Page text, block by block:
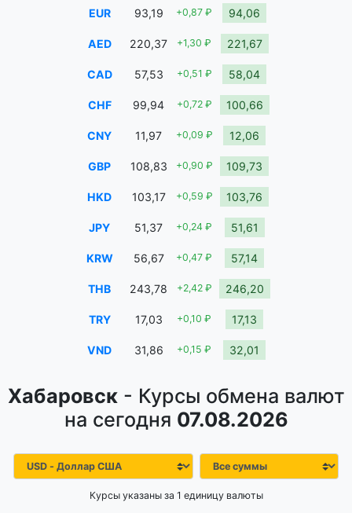
Хабаровск- Курсы обмена валют
на сегодня 07.08.2026
Курсы указаны за 1 единицу валюты
EUR 93,19 +0,87 ₽ 94,06
AED 220,37 +1,30 ₽ 221,67
CAD 57,53 +0,51 ₽ 58,04
CHF 99,94 +0,72 ₽ 100,66
CNY 11,97 +0,09 ₽ 12,06
GBP 108,83 +0,90 ₽ 109,73
HKD 103,17 +0,59 ₽ 103,76
JPY 51,37 +0,24 ₽ 51,61
KRW 56,67 +0,47 ₽ 57,14
THB 243,78 +2,42 ₽ 246,20
TRY 17,03 +0,10 ₽ 17,13
VND 31,86 +0,15 ₽ 32,01